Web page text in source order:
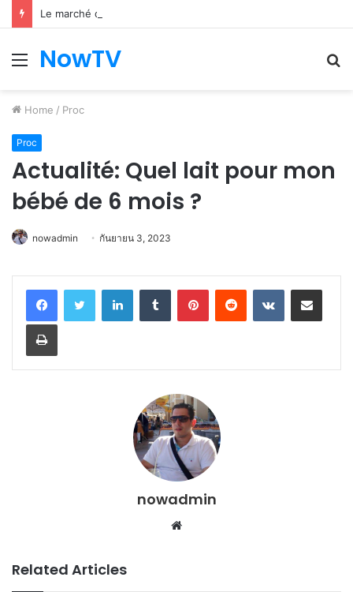
Le marché du véhicule d’occasion en plein essor
Menu
NowTV
Home / Proc
Proc
Actualité: Quel lait pour mon
bébé de 6 mois ?
nowadmin กันยายน 3, 2023
LinkedInTumblr PinterestReddit VKontakteShare via Email
Print
nowadmin
Website
Related Articles